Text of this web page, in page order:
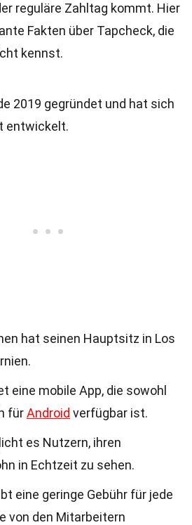
reguläre Zahltag kommt. Hier
Fakten über Tapcheck, die
kennst.
2019 gegründet und hat sich
entwickelt.
hat seinen Hauptsitz in Los
eine mobile App, die sowohl
fürAndroid verfügbar ist.
es Nutzern, ihren
in Echtzeit zu sehen.
eine geringe Gebühr für jede
von den Mitarbeitern